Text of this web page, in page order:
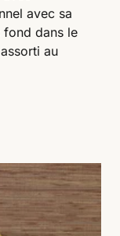
avec sa
fond dans le
au